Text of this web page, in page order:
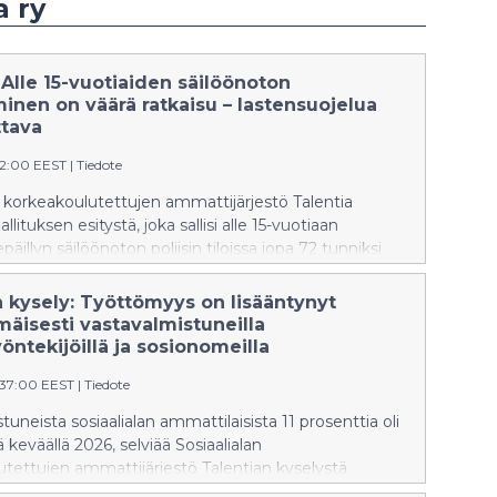
ry
15-vuotiaiden säilöönoton
on väärä ratkaisu – lastensuojelua
EEST | Tiedote
korkeakoulutettujen ammattijärjestö Talentia
esitystä, joka sallisi alle 15-vuotiaan
säilöönoton poliisin tiloissa jopa 72 tunniksi
turvaamiseksi. Esitys vaarantaa lasten oikeudet
nuorisorikollisuuden juurisyitä.
kysely: Työttömyys on lisääntynyt
vastavalmistuneilla
ja sosionomeilla
EEST | Tiedote
sosiaalialan ammattilaisista 11 prosenttia oli
2026, selviää Sosiaalialan
ammattijärjestö Talentian kyselystä
sosiaalialalta valmistuneille.